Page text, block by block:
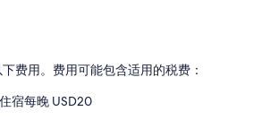
费用。费用可能包含适用的税费：
宿每晚 USD20